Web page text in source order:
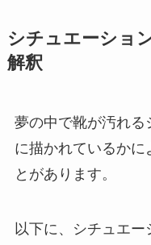
シチュエーショ
解釈
夢の中で靴が汚れる
に描かれているかに
とがあります。
以下に、シチュエー